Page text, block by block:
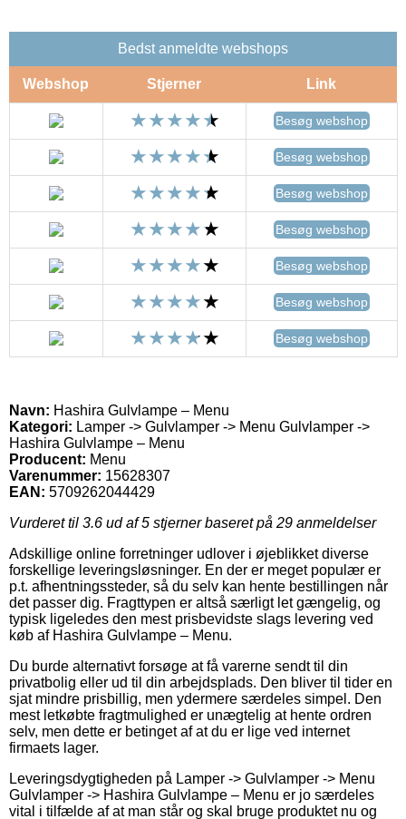
Bedst anmeldte webshops
Webshop Stjerner Link
Besøg webshop
Besøg webshop
Besøg webshop
Besøg webshop
Besøg webshop
Besøg webshop
Besøg webshop
Navn: Hashira Gulvlampe – Menu
Kategori: Lamper -> Gulvlamper -> Menu Gulvlamper ->
Hashira Gulvlampe – Menu
Producent: Menu
Varenummer: 15628307
EAN: 5709262044429
Vurderet til 3.6 ud af 5 stjerner baseret på 29 anmeldelser
Adskillige online forretninger udlover i øjeblikket diverse
forskellige leveringsløsninger. En der er meget populær er
p.t. afhentningssteder, så du selv kan hente bestillingen når
det passer dig. Fragttypen er altså særligt let gængelig, og
typisk ligeledes den mest prisbevidste slags levering ved
køb af Hashira Gulvlampe – Menu.
Du burde alternativt forsøge at få varerne sendt til din
privatbolig eller ud til din arbejdsplads. Den bliver til tider en
sjat mindre prisbillig, men ydermere særdeles simpel. Den
mest letkøbte fragtmulighed er unægtelig at hente ordren
selv, men dette er betinget af at du er lige ved internet
firmaets lager.
Leveringsdygtigheden på Lamper -> Gulvlamper -> Menu
Gulvlamper -> Hashira Gulvlampe – Menu er jo særdeles
vital i tilfælde af at man står og skal bruge produktet nu og